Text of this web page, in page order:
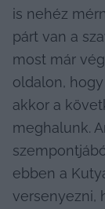
is nehéz
párt van a
most már
oldalon,
akkor a
meghalunk.
ebben a
versenyezni,